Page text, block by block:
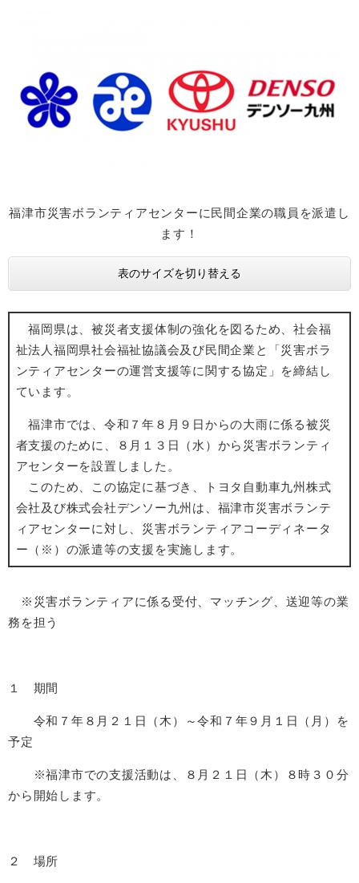
福津市災害ボランティアセンターに民間企業の職員を派遣し
ます！
表のサイズを切り替える
福岡県は、被災者支援体制の強化を図るため、社会福
祉法人福岡県社会福祉協議会及び民間企業と「災害ボラ
ンティアセンターの運営支援等に関する協定」を締結し
ています。
福津市では、令和７年８月９日からの大雨に係る被災
者支援のために、８月１３日（水）から災害ボランティ
アセンターを設置しました。
このため、この協定に基づき、トヨタ自動車九州株式
会社及び株式会社デンソー九州は、福津市災害ボランテ
ィアセンターに対し、災害ボランティアコーディネータ
ー（※）の派遣等の支援を実施します。
※災害ボランティアに係る受付、マッチング、送迎等の業
務を担う
１ 期間
令和７年８月２１日（木）～令和７年９月１日（月）を
予定
※福津市での支援活動は、８月２１日（木）８時３０分
から開始します。
２ 場所